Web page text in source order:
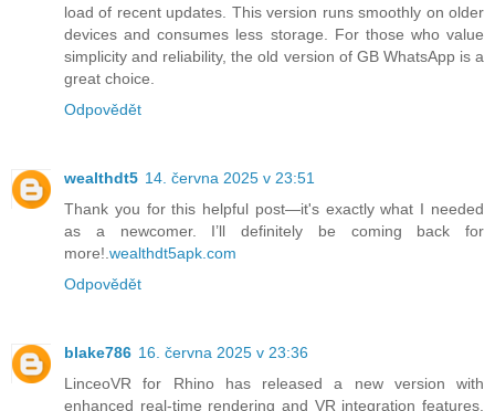
load of recent updates. This version runs smoothly on older
devices and consumes less storage. For those who value
simplicity and reliability, the old version of GB WhatsApp is a
great choice.
Odpovědět
wealthdt5 14. června 2025 v 23:51
Thank you for this helpful post—it's exactly what I needed
as a newcomer. I’ll definitely be coming back for
more!. wealthdt5apk.com
Odpovědět
blake786 16. června 2025 v 23:36
LinceoVR for Rhino has released a new version with
enhanced real-time rendering and VR integration features.